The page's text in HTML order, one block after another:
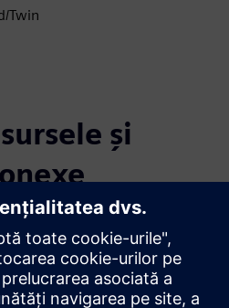
Twin
și
suplimentare